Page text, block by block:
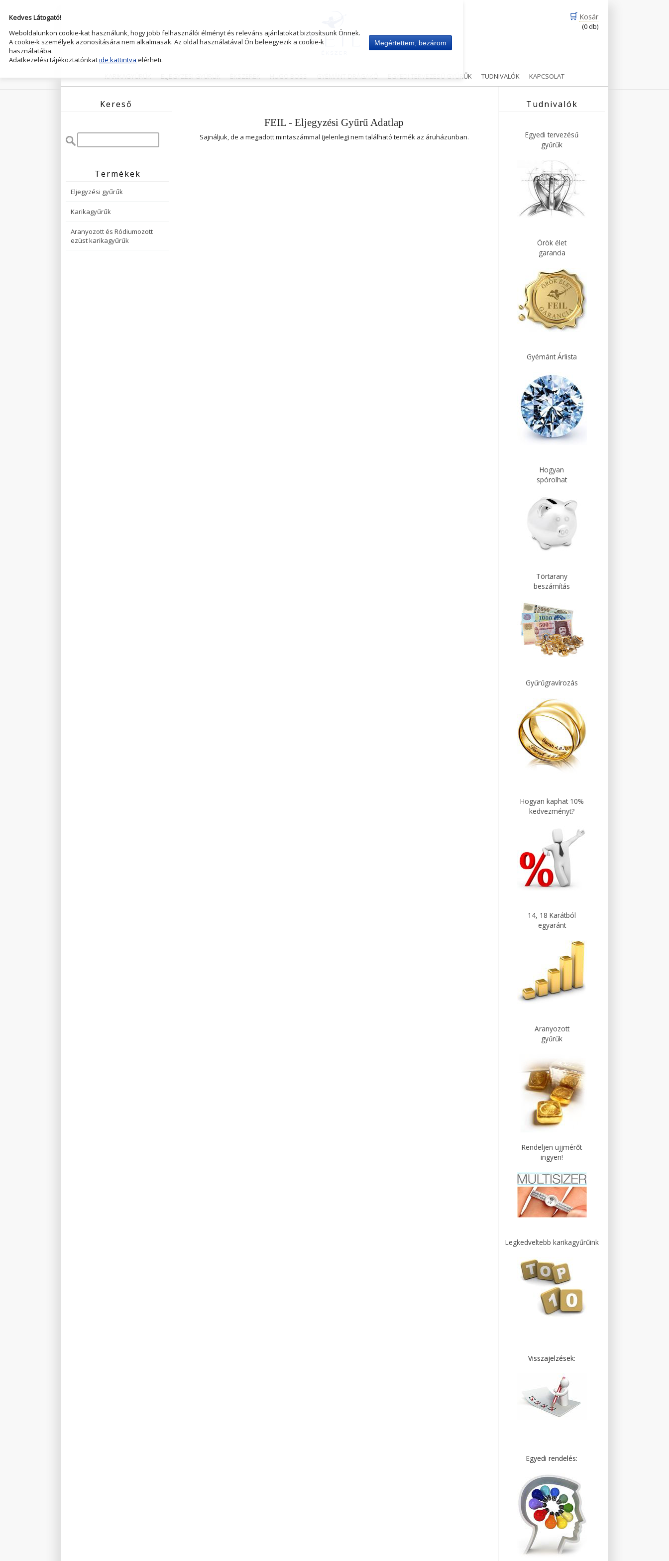
🛒 Kosár
(0 db)
KARIKAGYŰRŰK ELJEGYZESI GYŰRŰK ÉKSZEREK HUGO BOSS GYÉMÁNT-DRÁGAKŐ EGYEDI TERVEZÉSŰ GYŰRŰK TUDNIVALÓK KAPCSOLAT
Kereső
Termékek
Eljegyzési gyűrűk
Karikagyűrűk
Aranyozott és Ródiumozott
ezüst karikagyűrűk
FEIL - Eljegyzési Gyűrű Adatlap
Sajnáljuk, de a megadott mintaszámmal (jelenleg) nem található termék az áruházunban.
Tudnivalók
Egyedi tervezésű
gyűrűk
Örök élet
garancia
Gyémánt Árlista
Hogyan
spórolhat
Törtarany
beszámítás
Gyűrűgravírozás
Hogyan kaphat 10%
kedvezményt?
14, 18 Karátból
egyaránt
Aranyozott
gyűrűk
Rendeljen ujjmérőt
ingyen!
Legkedveltebb karikagyűrűink
Visszajelzések:
Egyedi rendelés:
Kedves Látogató!
Weboldalunkon cookie-kat használunk, hogy jobb felhasználói élményt és releváns ajánlatokat biztosítsunk Önnek.
A cookie-k személyek azonosítására nem alkalmasak. Az oldal használatával Ön beleegyezik a cookie-k
használatába.
Adatkezelési tájékoztatónkatide kattintva elérheti.
Megértettem, bezárom